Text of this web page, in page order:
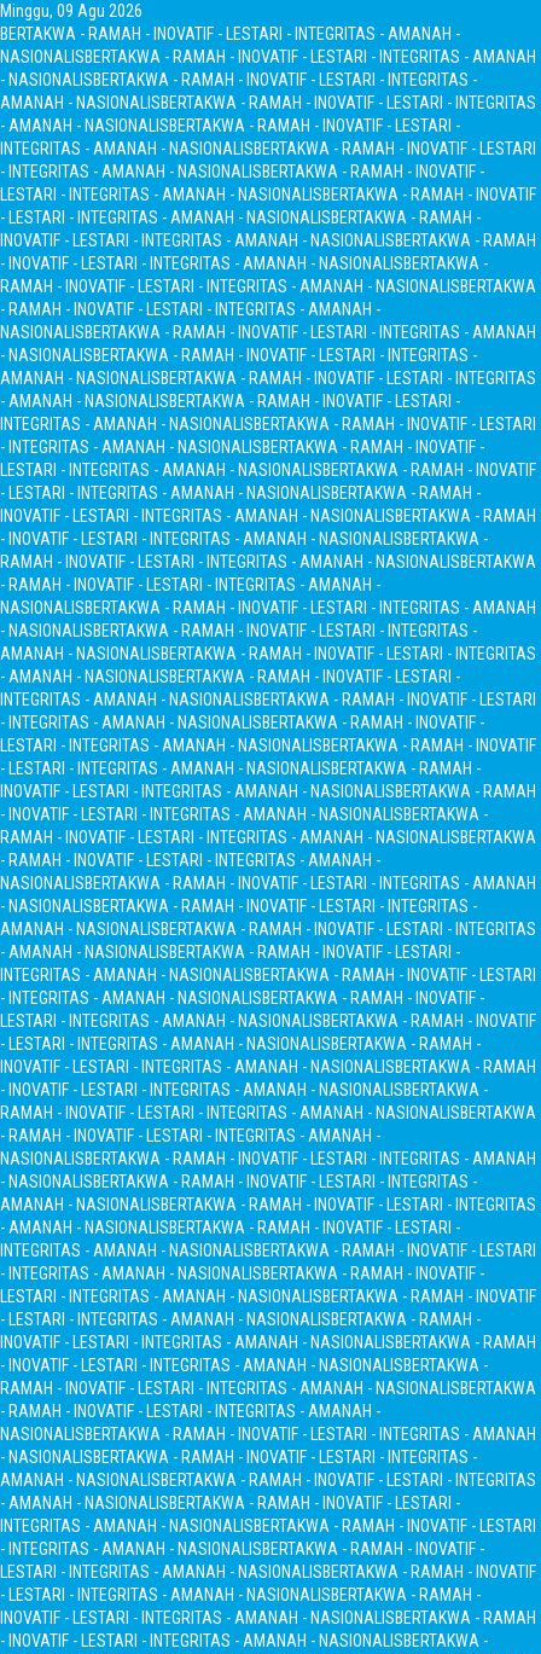
Minggu, 09 Agu 2026
BERTAKWA - RAMAH - INOVATIF - LESTARI - INTEGRITAS - AMANAH -
NASIONALISBERTAKWA - RAMAH - INOVATIF - LESTARI - INTEGRITAS - AMANAH
- NASIONALISBERTAKWA - RAMAH - INOVATIF - LESTARI - INTEGRITAS -
AMANAH - NASIONALISBERTAKWA - RAMAH - INOVATIF - LESTARI - INTEGRITAS
- AMANAH - NASIONALISBERTAKWA - RAMAH - INOVATIF - LESTARI -
INTEGRITAS - AMANAH - NASIONALISBERTAKWA - RAMAH - INOVATIF - LESTARI
- INTEGRITAS - AMANAH - NASIONALISBERTAKWA - RAMAH - INOVATIF -
LESTARI - INTEGRITAS - AMANAH - NASIONALISBERTAKWA - RAMAH - INOVATIF
- LESTARI - INTEGRITAS - AMANAH - NASIONALISBERTAKWA - RAMAH -
INOVATIF - LESTARI - INTEGRITAS - AMANAH - NASIONALISBERTAKWA - RAMAH
- INOVATIF - LESTARI - INTEGRITAS - AMANAH - NASIONALISBERTAKWA -
RAMAH - INOVATIF - LESTARI - INTEGRITAS - AMANAH - NASIONALISBERTAKWA
- RAMAH - INOVATIF - LESTARI - INTEGRITAS - AMANAH -
NASIONALISBERTAKWA - RAMAH - INOVATIF - LESTARI - INTEGRITAS - AMANAH
- NASIONALISBERTAKWA - RAMAH - INOVATIF - LESTARI - INTEGRITAS -
AMANAH - NASIONALISBERTAKWA - RAMAH - INOVATIF - LESTARI - INTEGRITAS
- AMANAH - NASIONALISBERTAKWA - RAMAH - INOVATIF - LESTARI -
INTEGRITAS - AMANAH - NASIONALISBERTAKWA - RAMAH - INOVATIF - LESTARI
- INTEGRITAS - AMANAH - NASIONALISBERTAKWA - RAMAH - INOVATIF -
LESTARI - INTEGRITAS - AMANAH - NASIONALISBERTAKWA - RAMAH - INOVATIF
- LESTARI - INTEGRITAS - AMANAH - NASIONALISBERTAKWA - RAMAH -
INOVATIF - LESTARI - INTEGRITAS - AMANAH - NASIONALISBERTAKWA - RAMAH
- INOVATIF - LESTARI - INTEGRITAS - AMANAH - NASIONALISBERTAKWA -
RAMAH - INOVATIF - LESTARI - INTEGRITAS - AMANAH - NASIONALISBERTAKWA
- RAMAH - INOVATIF - LESTARI - INTEGRITAS - AMANAH -
NASIONALISBERTAKWA - RAMAH - INOVATIF - LESTARI - INTEGRITAS - AMANAH
- NASIONALISBERTAKWA - RAMAH - INOVATIF - LESTARI - INTEGRITAS -
AMANAH - NASIONALISBERTAKWA - RAMAH - INOVATIF - LESTARI - INTEGRITAS
- AMANAH - NASIONALISBERTAKWA - RAMAH - INOVATIF - LESTARI -
INTEGRITAS - AMANAH - NASIONALISBERTAKWA - RAMAH - INOVATIF - LESTARI
- INTEGRITAS - AMANAH - NASIONALISBERTAKWA - RAMAH - INOVATIF -
LESTARI - INTEGRITAS - AMANAH - NASIONALISBERTAKWA - RAMAH - INOVATIF
- LESTARI - INTEGRITAS - AMANAH - NASIONALISBERTAKWA - RAMAH -
INOVATIF - LESTARI - INTEGRITAS - AMANAH - NASIONALISBERTAKWA - RAMAH
- INOVATIF - LESTARI - INTEGRITAS - AMANAH - NASIONALISBERTAKWA -
RAMAH - INOVATIF - LESTARI - INTEGRITAS - AMANAH - NASIONALISBERTAKWA
- RAMAH - INOVATIF - LESTARI - INTEGRITAS - AMANAH -
NASIONALISBERTAKWA - RAMAH - INOVATIF - LESTARI - INTEGRITAS - AMANAH
- NASIONALISBERTAKWA - RAMAH - INOVATIF - LESTARI - INTEGRITAS -
AMANAH - NASIONALISBERTAKWA - RAMAH - INOVATIF - LESTARI - INTEGRITAS
- AMANAH - NASIONALISBERTAKWA - RAMAH - INOVATIF - LESTARI -
INTEGRITAS - AMANAH - NASIONALISBERTAKWA - RAMAH - INOVATIF - LESTARI
- INTEGRITAS - AMANAH - NASIONALISBERTAKWA - RAMAH - INOVATIF -
LESTARI - INTEGRITAS - AMANAH - NASIONALISBERTAKWA - RAMAH - INOVATIF
- LESTARI - INTEGRITAS - AMANAH - NASIONALISBERTAKWA - RAMAH -
INOVATIF - LESTARI - INTEGRITAS - AMANAH - NASIONALISBERTAKWA - RAMAH
- INOVATIF - LESTARI - INTEGRITAS - AMANAH - NASIONALISBERTAKWA -
RAMAH - INOVATIF - LESTARI - INTEGRITAS - AMANAH - NASIONALISBERTAKWA
- RAMAH - INOVATIF - LESTARI - INTEGRITAS - AMANAH -
NASIONALISBERTAKWA - RAMAH - INOVATIF - LESTARI - INTEGRITAS - AMANAH
- NASIONALISBERTAKWA - RAMAH - INOVATIF - LESTARI - INTEGRITAS -
AMANAH - NASIONALISBERTAKWA - RAMAH - INOVATIF - LESTARI - INTEGRITAS
- AMANAH - NASIONALISBERTAKWA - RAMAH - INOVATIF - LESTARI -
INTEGRITAS - AMANAH - NASIONALISBERTAKWA - RAMAH - INOVATIF - LESTARI
- INTEGRITAS - AMANAH - NASIONALISBERTAKWA - RAMAH - INOVATIF -
LESTARI - INTEGRITAS - AMANAH - NASIONALISBERTAKWA - RAMAH - INOVATIF
- LESTARI - INTEGRITAS - AMANAH - NASIONALISBERTAKWA - RAMAH -
INOVATIF - LESTARI - INTEGRITAS - AMANAH - NASIONALISBERTAKWA - RAMAH
- INOVATIF - LESTARI - INTEGRITAS - AMANAH - NASIONALISBERTAKWA -
RAMAH - INOVATIF - LESTARI - INTEGRITAS - AMANAH - NASIONALISBERTAKWA
- RAMAH - INOVATIF - LESTARI - INTEGRITAS - AMANAH -
NASIONALISBERTAKWA - RAMAH - INOVATIF - LESTARI - INTEGRITAS - AMANAH
- NASIONALISBERTAKWA - RAMAH - INOVATIF - LESTARI - INTEGRITAS -
AMANAH - NASIONALISBERTAKWA - RAMAH - INOVATIF - LESTARI - INTEGRITAS
- AMANAH - NASIONALISBERTAKWA - RAMAH - INOVATIF - LESTARI -
INTEGRITAS - AMANAH - NASIONALISBERTAKWA - RAMAH - INOVATIF - LESTARI
- INTEGRITAS - AMANAH - NASIONALISBERTAKWA - RAMAH - INOVATIF -
LESTARI - INTEGRITAS - AMANAH - NASIONALISBERTAKWA - RAMAH - INOVATIF
- LESTARI - INTEGRITAS - AMANAH - NASIONALISBERTAKWA - RAMAH -
INOVATIF - LESTARI - INTEGRITAS - AMANAH - NASIONALISBERTAKWA - RAMAH
- INOVATIF - LESTARI - INTEGRITAS - AMANAH - NASIONALISBERTAKWA -